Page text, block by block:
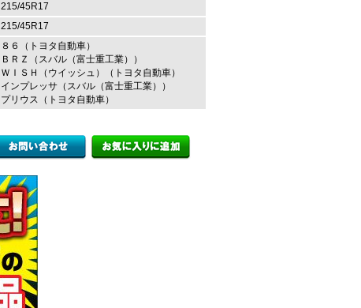
215/45R17
215/45R17
８６（トヨタ自動車）
ＢＲＺ（スバル（富士重工業））
ＷＩＳＨ（ウイッシュ）（トヨタ自動車）
インプレッサ（スバル（富士重工業））
プリウス（トヨタ自動車）